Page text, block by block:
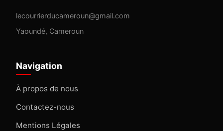
lecourrierducameroun@gmail.com
Yaoundé, Cameroun
Navigation
À propos de nous
Contactez-nous
Mentions Légales